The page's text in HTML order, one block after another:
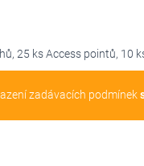
25 ks Access pointů, 10
zadávacích podmínek